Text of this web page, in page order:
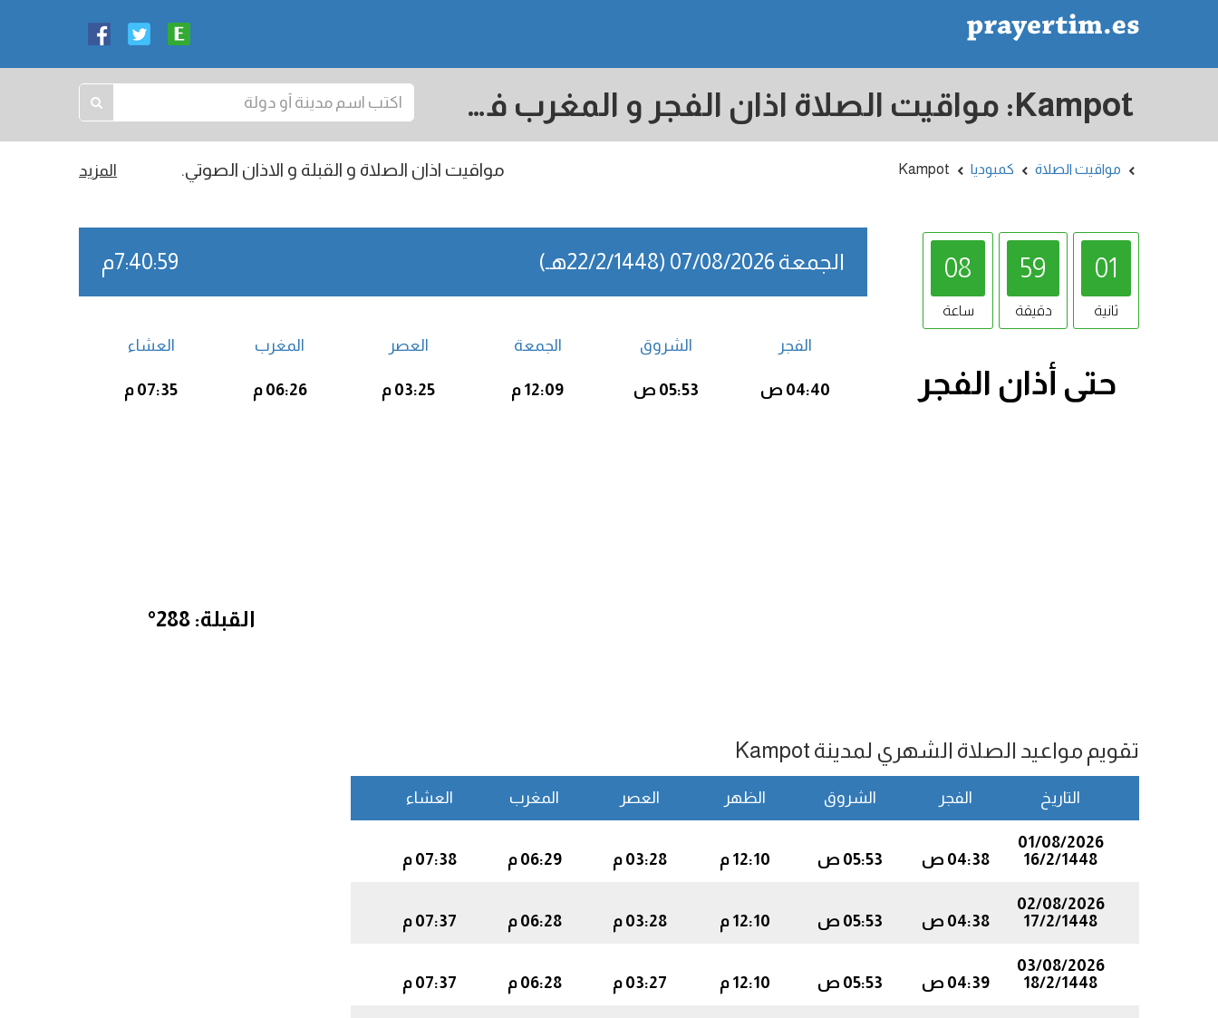
Kampot: مواقيت الصلاة اذان الفجر و المغرب في اليوم - كمبوديا
مواقيت الصلاة كمبوديا Kampot مواقيت اذان الصلاة و القبلة و الاذان الصوتي. المزيد
08
ساعة
59
دقيقة
00
ثانية
حتى أذان الفجر
الجمعة 07/08/2026 (22/2/1448هـ) 7:41:00م
الفجر
04:40 ص
الشروق
05:53 ص
الجمعة
12:09 م
العصر
03:25 م
المغرب
06:26 م
العشاء
07:35 م
تقويم مواعيد الصلاة الشهري لمدينة Kampot
التاريخ الفجر الشروق الظهر العصر المغرب العشاء
01/08/2026
16/2/1448
04:38 ص 05:53 ص 12:10 م 03:28 م 06:29 م 07:38 م
02/08/2026
17/2/1448
04:38 ص 05:53 ص 12:10 م 03:28 م 06:28 م 07:37 م
03/08/2026
18/2/1448
04:39 ص 05:53 ص 12:10 م 03:27 م 06:28 م 07:37 م
القبلة: 288°